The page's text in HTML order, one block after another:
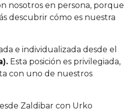
nosotros en persona, porque
descubrir cómo es nuestra
e individualizada desde el
Esta posición es privilegiada,
con uno de nuestros
Zaldibar con Urko